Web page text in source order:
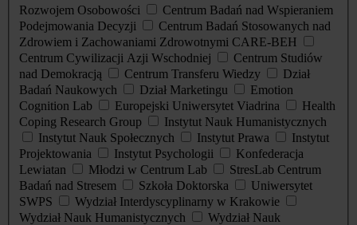
Rozwojem Osobowości
Centrum Badań nad Wspieraniem
Podejmowania Decyzji
Centrum Badań Stosowanych nad
Zdrowiem i Zachowaniami Zdrowotnymi CARE-BEH
Centrum Cywilizacji Azji Wschodniej
Centrum Studiów
nad Demokracją
Centrum Transferu Wiedzy
Dział
Badań Naukowych
Dział Marketingu
Emotion
Cognition Lab
Europejski Uniwersytet Viadrina
Health
Coping Research Group
Instytut Nauk Humanistycznych
Instytut Nauk Społecznych
Instytut Prawa
Instytut
Projektowania
Instytut Psychologii
Konfederacja
Lewiatan
Młodzi w Centrum Lab
StresLab Centrum
Badań nad Stresem
Szkoła Doktorska
Uniwersytet
SWPS
Wydział Interdyscyplinarny w Krakowie
Wydział Nauk Humanistycznych
Wydział Nauk